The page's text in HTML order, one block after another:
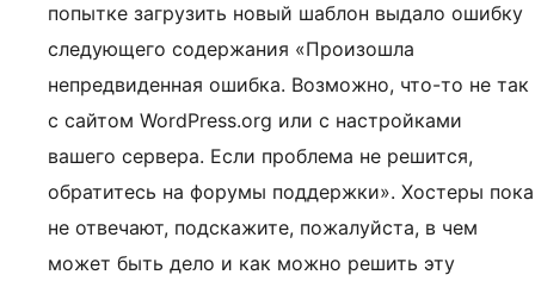
попытке загрузить новый шаблон выдало ошибку
следующего содержания «Произошла
непредвиденная ошибка. Возможно, что-то не так
с сайтом WordPress.org или с настройками
вашего сервера. Если проблема не решится,
обратитесь на форумы поддержки». Хостеры пока
не отвечают, подскажите, пожалуйста, в чем
может быть дело и как можно решить эту